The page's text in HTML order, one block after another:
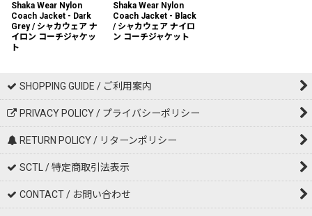
Shaka Wear Nylon
Coach Jacket - Dark
Grey / シャカウェア ナ
イロン コーチジャケッ
ト
Shaka Wear Nylon
Coach Jacket - Black
/ シャカウェア ナイロ
ン コーチジャケット
SHOPPING GUIDE / ご利用案内
PRIVACY POLICY / プライバシーポリシー
RETURN POLICY / リターンポリシー
SCTL / 特定商取引法表示
CONTACT / お問い合わせ